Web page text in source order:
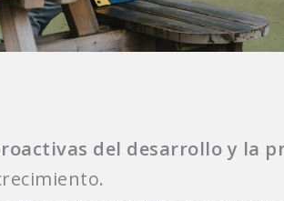
del desarrollo y la